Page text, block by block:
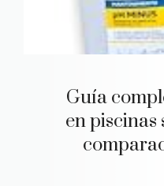
Guía
en piscinas